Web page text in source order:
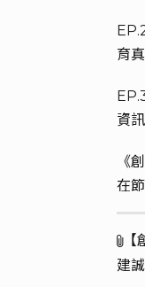
育
資
《
在
【
建